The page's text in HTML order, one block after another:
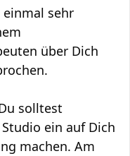
einmal sehr
über Dich
solltest
ein auf Dich
machen. Am